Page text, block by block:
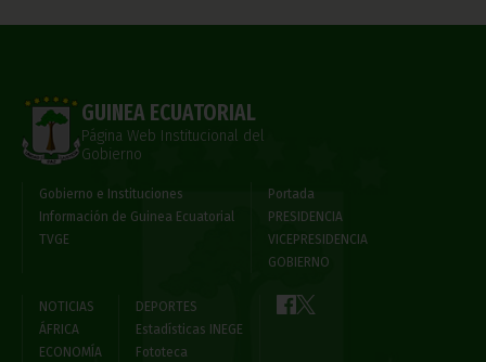
GUINEA ECUATORIAL
Página Web Institucional del
Gobierno
Gobierno e Instituciones
Información de Guinea Ecuatorial
TVGE
Portada
PRESIDENCIA
VICEPRESIDENCIA
GOBIERNO
NOTICIAS
ÁFRICA
ECONOMÍA
DEPORTES
Estadísticas INEGE
Fototeca